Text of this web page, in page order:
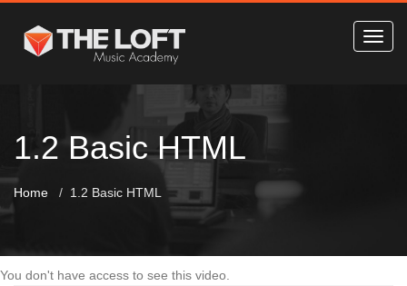
1.2 Basic HTML
Home 1.2 Basic HTML
You don't have access to see this video.